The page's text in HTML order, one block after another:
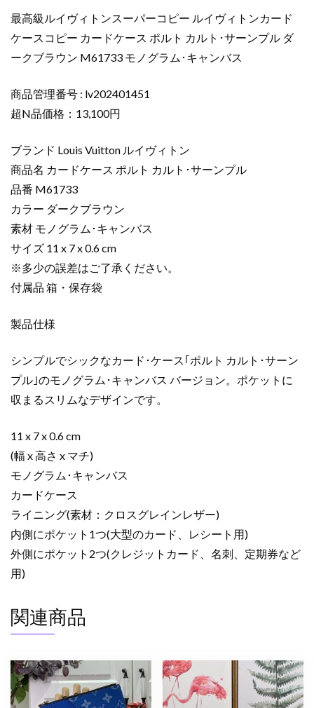
ヴ
ィ
ト
カ
ー
ケ
ス
コ
ピ
ー
カ
ー
ケ
ス
ル
ト
カ
ト･
ー
ン
プ
ル
ダ
ー
ブ
ウ
ン
モ
ノ
グ
最高級ルイヴィトンスーパーコピー ルイヴィトンカード
ケースコピー カードケース ポルト カルト･サーンプル ダ
ークブラウン M61733 モノグラム･キャンバス
商品管理番号 : lv202401451
超N品価格：13,100円
ブランド Louis Vuitton ルイヴィトン
商品名 カードケース ポルト カルト･サーンプル
品番 M61733
カラー ダークブラウン
素材 モノグラム･キャンバス
サイズ 11 x 7 x 0.6 cm
※多少の誤差はご了承ください。
付属品 箱・保存袋
製品仕様
シンプルでシックなカード･ケース｢ポルト カルト･サーン
プル｣のモノグラム･キャンバス バージョン。ポケットに
収まるスリムなデザインです。
11 x 7 x 0.6 cm
(幅 x 高さ x マチ)
モノグラム･キャンバス
カードケース
ライニング(素材：クロスグレインレザー)
内側にポケット1つ(大型のカード、レシート用)
外側にポケット2つ(クレジットカード、名刺、定期券など
用)
関連商品